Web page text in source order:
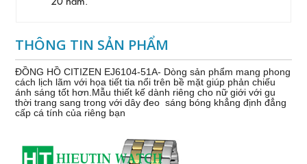
THÔNG TIN SẢN PHẨM
ĐỒNG HỒ CITIZEN EJ6104-51A- Dòng sản phẩm mang phong
cách lịch lãm với họa tiết tia nổi trên bề mặt giúp phản chiếu
ánh sáng tốt hơn.Mẫu thiết kế dành riêng cho nữ giới với gu
thời trang sang trong với dây đeo sáng bóng khẳng định đẳng
cấp cá tính của riêng bạn